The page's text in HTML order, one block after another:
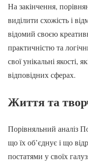
На закінчення,
виділити схожість і
відомий своєю
практичністю та
свої унікальні якості,
відповідних сферах.
Життя та
Порівняльний аналіз
що їх об’єднує і що
постатями у своїх